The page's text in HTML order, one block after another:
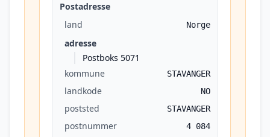
Postadresse
land
Norge
adresse
Postboks 5071
kommune
STAVANGER
landkode NO
poststed STAVANGER
postnummer 4 084